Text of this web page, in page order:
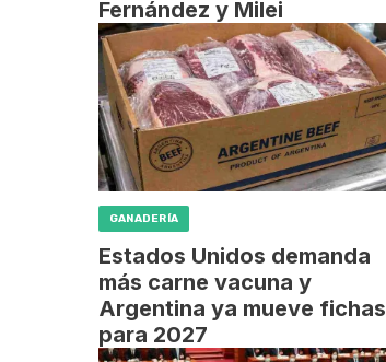
Fernández y Milei
GANADERÍA
Estados Unidos demanda
más carne vacuna y
Argentina ya mueve fichas
para 2027